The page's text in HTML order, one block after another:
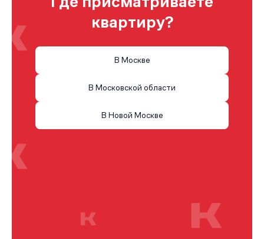
квартиру?
В Москве
В Московской области
В Новой Москве